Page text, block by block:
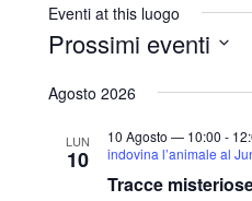
Eventi at this luogo
Prossimi eventi
e
Agosto 2026
LUN
10
Tracce
10 Agosto — 10:00 -
indovina l’animale al